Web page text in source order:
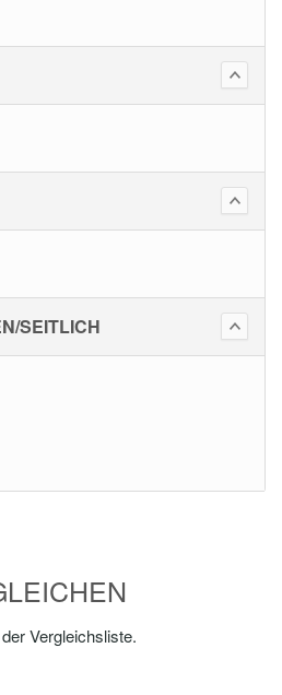
SEITLICH
Vergleichsliste.